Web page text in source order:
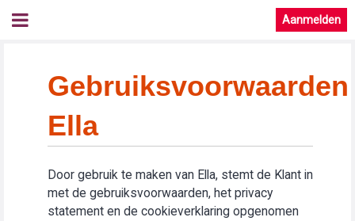
Aanmelden
Gebruiksvoorwaarden
Ella
Door gebruik te maken van Ella, stemt de Klant in
met de gebruiksvoorwaarden, het privacy
statement en de cookieverklaring opgenomen